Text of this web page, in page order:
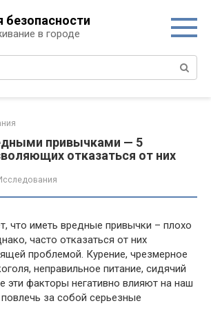
безопасности
в городе
привычками — 5
отказаться от них
что иметь вредные привычки – плохо
часто отказаться от них
проблемой. Курение, чрезмерное
неправильное питание, сидячий
эти факторы негативно влияют на наш
за собой серьезные